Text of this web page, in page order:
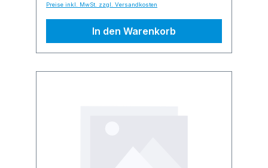
Preise inkl. MwSt. zzgl. Versandkosten
In den Warenkorb